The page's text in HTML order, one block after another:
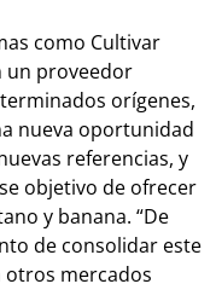
como Cultivar
un proveedor
orígenes,
nueva oportunidad
referencias, y
objetivo de ofrecer
y banana. “De
de consolidar este
otros mercados